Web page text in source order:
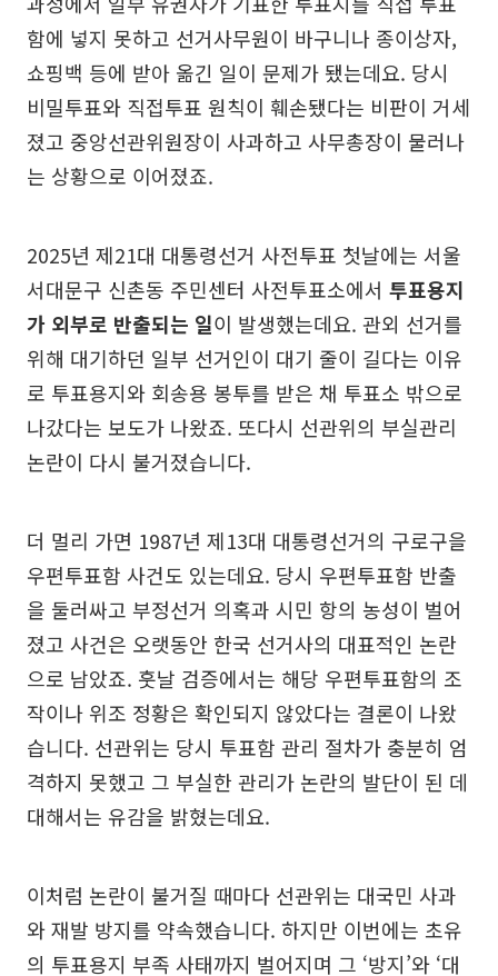
함에 넣지 못하고 선거사무원이 바구니나 종이상자,
쇼핑백 등에 받아 옮긴 일이 문제가 됐는데요. 당시
비밀투표와 직접투표 원칙이 훼손됐다는 비판이 거세
졌고 중앙선관위원장이 사과하고 사무총장이 물러나
는 상황으로 이어졌죠.
2025년 제21대 대통령선거 사전투표 첫날에는 서울
서대문구 신촌동 주민센터 사전투표소에서 투표용지
가 외부로 반출되는 일이 발생했는데요. 관외 선거를
위해 대기하던 일부 선거인이 대기 줄이 길다는 이유
로 투표용지와 회송용 봉투를 받은 채 투표소 밖으로
나갔다는 보도가 나왔죠. 또다시 선관위의 부실관리
논란이 다시 불거졌습니다.
더 멀리 가면 1987년 제13대 대통령선거의 구로구을
우편투표함 사건도 있는데요. 당시 우편투표함 반출
을 둘러싸고 부정선거 의혹과 시민 항의 농성이 벌어
졌고 사건은 오랫동안 한국 선거사의 대표적인 논란
으로 남았죠. 훗날 검증에서는 해당 우편투표함의 조
작이나 위조 정황은 확인되지 않았다는 결론이 나왔
습니다. 선관위는 당시 투표함 관리 절차가 충분히 엄
격하지 못했고 그 부실한 관리가 논란의 발단이 된 데
대해서는 유감을 밝혔는데요.
이처럼 논란이 불거질 때마다 선관위는 대국민 사과
와 재발 방지를 약속했습니다. 하지만 이번에는 초유
의 투표용지 부족 사태까지 벌어지며 그 ‘방지’와 ‘대